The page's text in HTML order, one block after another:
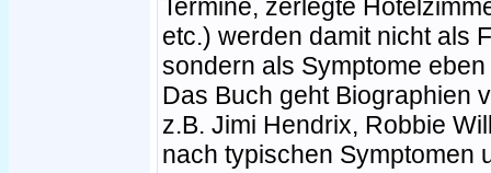
Termine, zerlegte
etc.) werden damit nicht als
sondern als Symptome
Das Buch geht Biographien
z.B. Jimi Hendrix, Robbie
nach typischen Symptomen